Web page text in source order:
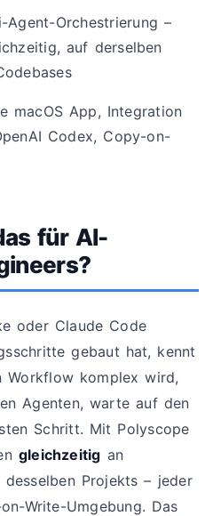
Agent-Orchestrierung –
auf derselben
macOS App, Integration
Codex, Copy-on-
für AI-
oder Claude Code
gebaut hat, kennt
Workflow komplex wird,
Agenten, warte auf den
Schritt. Mit Polyscope
gleichzeitig an
Projekts – jeder
Write-Umgebung. Das